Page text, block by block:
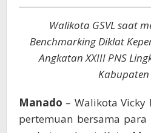
Mopatu
Walikota GSVL saat
Benchmarking Diklat
Angkatan XXIII PNS
Manado – Walikota
pertemuan bersama